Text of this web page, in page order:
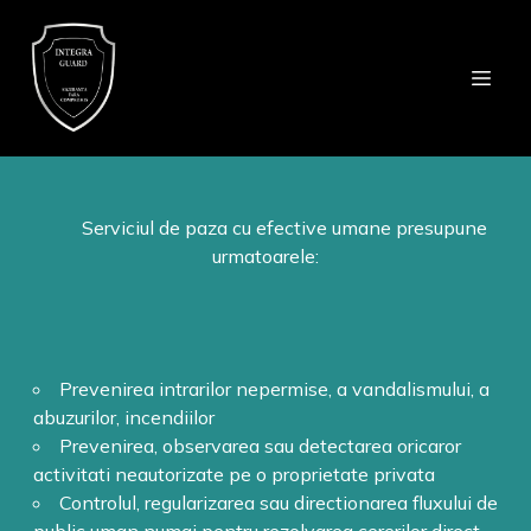
Serviciul de paza cu efective umane presupune
urmatoarele:
Prevenirea intrarilor nepermise, a vandalismului, a
abuzurilor, incendiilor
Prevenirea, observarea sau detectarea oricaror
activitati neautorizate pe o proprietate privata
Controlul, regularizarea sau directionarea fluxului de